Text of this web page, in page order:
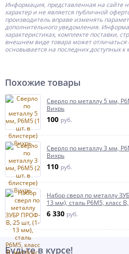
Информация, представленная на сайте
характер и не является публичной
производитель вправе изменять
дополнительного уведомления.
характеристиках, комплекте поставки,
внешнем виде товара может отличаться
основывается на последних доступных
Похожие товары
Сверло по металлу 5 мм,
Вихрь
100 руб.
Сверло по металлу 3 мм,
Вихрь
110 руб.
Набор сверл по металлу
13 мм), сталь Р6М5, класс
6 330 руб.
Будьте в курсе!